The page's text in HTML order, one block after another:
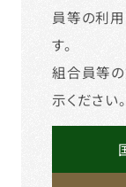
員等の利
す。
組合員等
示ください。